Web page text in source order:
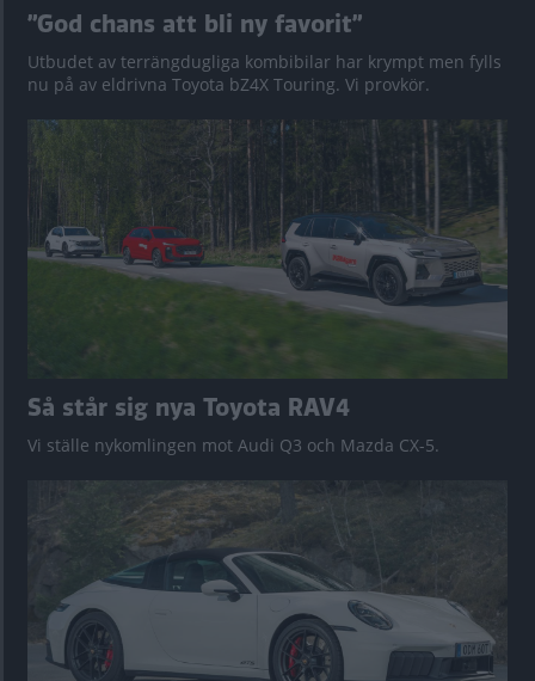
”God chans att bli ny favorit”
Utbudet av terrängdugliga kombibilar har krympt men fylls
nu på av eldrivna Toyota bZ4X Touring. Vi provkör.
Så står sig nya Toyota RAV4
Vi ställe nykomlingen mot Audi Q3 och Mazda CX-5.